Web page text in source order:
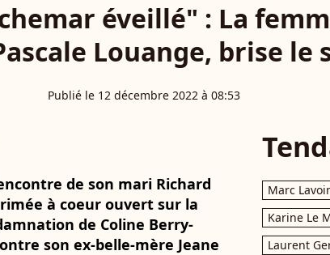
éveillé" : La
Louange, brise le
Publié le 12 décembre 2022 à 08:53
de son mari Richard
à coeur ouvert sur la
de Coline Berry-
son ex-belle-mère Jeane
Marc
Karine Le
Laurent